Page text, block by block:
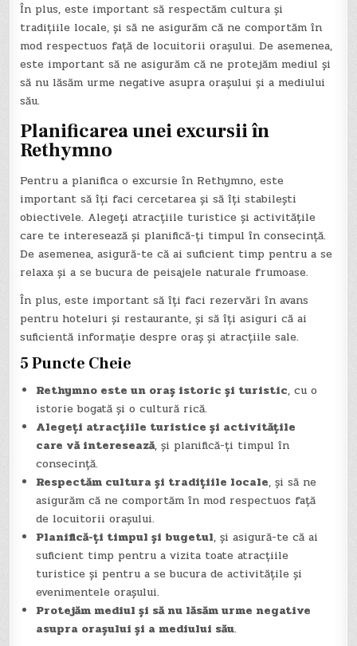
În plus, este important să respectăm cultura și
tradițiile locale, și să ne asigurăm că ne comportăm în
mod respectuos față de locuitorii orașului. De asemenea,
este important să ne asigurăm că ne protejăm mediul și
să nu lăsăm urme negative asupra orașului și a mediului
său.
Planificarea unei excursii în
Rethymno
Pentru a planifica o excursie în Rethymno, este
important să îți faci cercetarea și să îți stabilești
obiectivele. Alegeți atracțiile turistice și activitățile
care te interesează și planifică-ți timpul în consecință.
De asemenea, asigură-te că ai suficient timp pentru a se
relaxa și a se bucura de peisajele naturale frumoase.
În plus, este important să îți faci rezervări în avans
pentru hoteluri și restaurante, și să îți asiguri că ai
suficientă informație despre oraș și atracțiile sale.
5 Puncte Cheie
Rethymno este un oraș istoric și turistic, cu o
istorie bogată și o cultură rică.
Alegeți atracțiile turistice și activitățile
care vă interesează, și planifică-ți timpul în
consecință.
Respectăm cultura și tradițiile locale, și să ne
asigurăm că ne comportăm în mod respectuos față
de locuitorii orașului.
Planifică-ți timpul și bugetul, și asigură-te că ai
suficient timp pentru a vizita toate atracțiile
turistice și pentru a se bucura de activitățile și
evenimentele orașului.
Protejăm mediul și să nu lăsăm urme negative
asupra orașului și a mediului său.